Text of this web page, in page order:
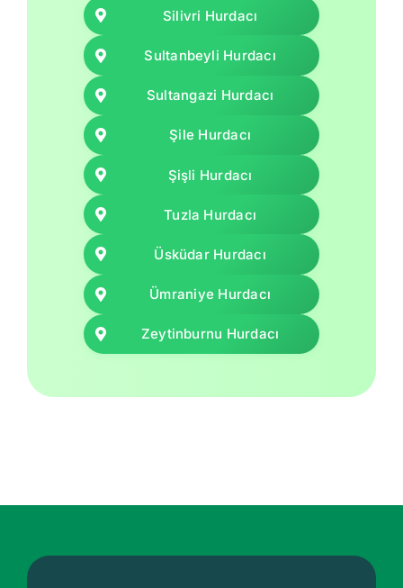
Silivri Hurdacı
Sultanbeyli Hurdacı
Sultangazi Hurdacı
Şile Hurdacı
Şişli Hurdacı
Tuzla Hurdacı
Üsküdar Hurdacı
Ümraniye Hurdacı
Zeytinburnu Hurdacı